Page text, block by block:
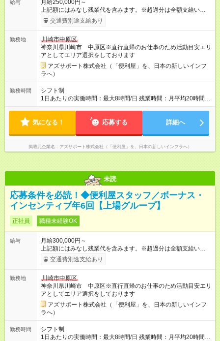
給与
月給250,000円～
上記額にはみなし残業代を含みます。※超過分は全額支給いたし
ます。 みなし残業代 73,808円／月 みなし残業時間 45時間／月
＜ボーナス＞ 合計で「年6回」お渡し └3ヶ月ごと（年4回）→A
万/年程度で動きます（一番高い方ですと400万超え） ※ボー
ナス合計が極端に150万を切る等ということはありません ＜年
収イメージ＞ (1)各月のボーナス支払い 1月～3月：月給のみ 4
月、7月、10月：月給＋ボーナスA 6月、12月：月給＋ボーナス
B (2)経験年数に伴う年収推移 入社1年目：470万（3割）～520
万円以上（6割）～高い方（1割）600万超え 3年目： 7割の社員
が年収600万円以上 --------------------------------- 昇給：あり ※年1
回評価に基づく 手当：あり 全額100%支給 ・交通費（通勤
社用車は、社員各自が保管していただきます 駐車場代が仮にか
かる場合、各自での負担となります 【試用期間】試用期間あり
試用期間の長さ：4ヶ月 ※ 雇用形態と給与に、本採用時と異なる
部分があります。 雇用形態：中途採用（契約社員） 給与：本採
用時と同じです。 試用期間中は嘱託社員契約となります。嘱託
社員契約中の給与・待遇・福利厚生は正社員のものと同じで
交通費別途支給あり
勤務地
川崎市中原区
神奈川県川崎市 中原区※直行直帰のお仕事のため活動目安エリ
アとしてエリア選択をしております
アズサポート株式会社（「便利屋」を、日本の新しいインフ
ラへ）
勤務時間
シフト制
1日あたりの実働時間：最大8時間/日 残業時間：月平均20時間程
度 ※閑散月10時間ほど、繁忙期40時間ほど 【注意】 直行直帰の
によっては出勤・退勤時間が変動する場合がございます 例）
時代
気になる！ 応募する 詳細へ
掲載元企業名 アズサポート株式会社（「便利屋」を、日本の新しいインフラへ）
未読
応募条件を必読！◆便利屋スタッフ／ボーナス・
インセンティブ年6回【上場グループ】
正社員 職種未経験OK
給与
月給300,000円～
上記額にはみなし残業代を含みます。※超過分は全額支給いたし
ます。 みなし残業代 73,808円／月 みなし残業時間 45時間／月
年収＝月給＋ボーナス＋インセンティブ ボーナス ：2回 ※過
（年4回） ※施工スタッフにもインセンティブがもらえます
※合計で約30～60万/年程度で動きます（一番高い方ですと100
万超え） --------------------------------- 昇給：あり ※年1回評価に基
づく 手当：あり 全額100%支給 ・交通費（通勤費） ・業務に
おける活動費 ・超過勤務手当 【注意】 貸与する社用車は、社員
各自が保管していただきます 駐車場代が仮にかかる場合、各社
員での負担となります ※1都3県社員については会社負担があり
ます（ご相談ください） 【試用期間】試用期間あり 試用期間の
交通費別途支給あり
勤務地
川崎市中原区
神奈川県川崎市 中原区※直行直帰のお仕事のため活動目安エリ
アとしてエリア選択をしております
アズサポート株式会社（「便利屋」を、日本の新しいインフ
ラへ）
勤務時間
シフト制
1日あたりの実働時間：最大8時間/日 残業時間：月平均20時間程